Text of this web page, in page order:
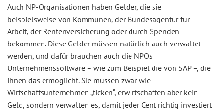
Auch NP-Organisationen haben Gelder, die sie
beispielsweise von Kommunen, der Bundesagentur für
Arbeit, der Rentenversicherung oder durch Spenden
bekommen. Diese Gelder müssen natürlich auch verwaltet
werden, und dafür brauchen auch die NPOs
Unternehmenssoftware – wie zum Beispiel die von SAP –, die
ihnen das ermöglicht. Sie müssen zwar wie
Wirtschaftsunternehmen „ticken“, erwirtschaften aber kein
Geld, sondern verwalten es, damit jeder Cent richtig investiert